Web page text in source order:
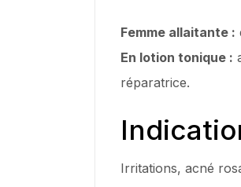
Femme allaitante :
En lotion tonique :
réparatrice.
Irritations, acné